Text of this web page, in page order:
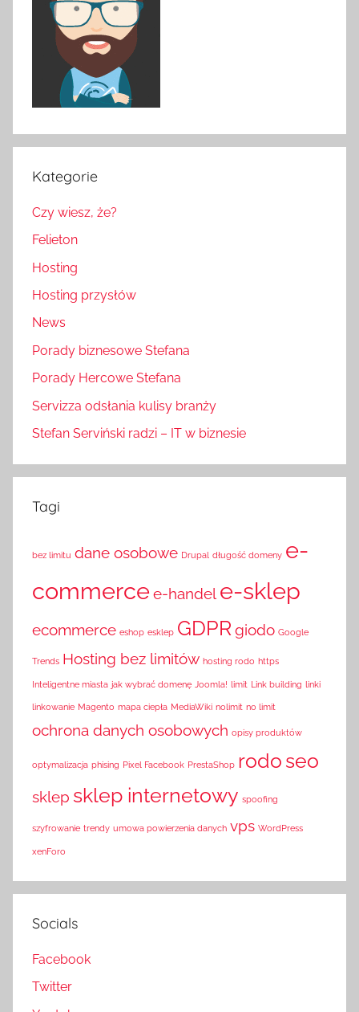
Kategorie
Czy wiesz, że?
Felieton
Hosting
Hosting przysłów
News
Porady biznesowe Stefana
Porady Hercowe Stefana
Servizza odsłania kulisy branży
Stefan Serviński radzi – IT w biznesie
Tagi
bez limitu dane osobowe Drupal długość domeny e-
commercee-handel e-sklep
ecommerce eshop esklep GDPRgiodo Google
Trends Hosting bez limitów hosting rodo https
Inteligentne miasta jak wybrać domenę Joomla! limit Link building linki
linkowanie Magento mapa ciepła MediaWiki nolimit no limit
ochrona danych osobowych opisy produktów
optymalizacja phising Pixel Facebook PrestaShop rodo seo
sklep sklep internetowy spoofing
szyfrowanie trendy umowa powierzenia danych vps WordPress
xenForo
Socials
Facebook
Twitter